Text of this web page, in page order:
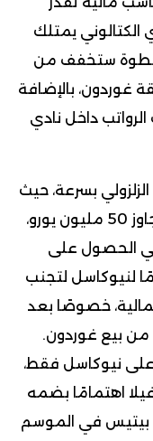
الكتالوني يمتلك
ستخفف من
غوردون، بالإضافة
داخل نادي
بسرعة، حيث
تشير التوقعات إلى أن العرض قد يتجاوز 50 مليون يورو،
الحصول على
لنيوكاسل لتجنب
خصوصًا بعد
من بيع غوردون.
على نيوكاسل فقط،
اهتمامًا بضمه
بيتيس في الموسم